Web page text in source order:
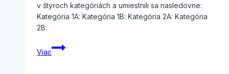
v štyroch kategóriách a umiestnili sa nasledovne:
Kategória 1A: Kategória 1B: Kategória 2A: Kategória
2B:
Viac
Okresné
kolo